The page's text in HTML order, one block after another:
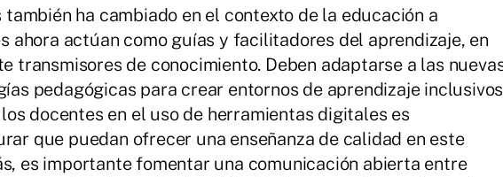
ha cambiado en el contexto de la educación a
ahora actúan como guías y facilitadores del aprendizaje, en
transmisores de conocimiento. Deben adaptarse a las
pedagógicas para crear entornos de aprendizaje inclusivos
docentes en el uso de herramientas digitales es
que puedan ofrecer una enseñanza de calidad en este
es importante fomentar una comunicación abierta entre